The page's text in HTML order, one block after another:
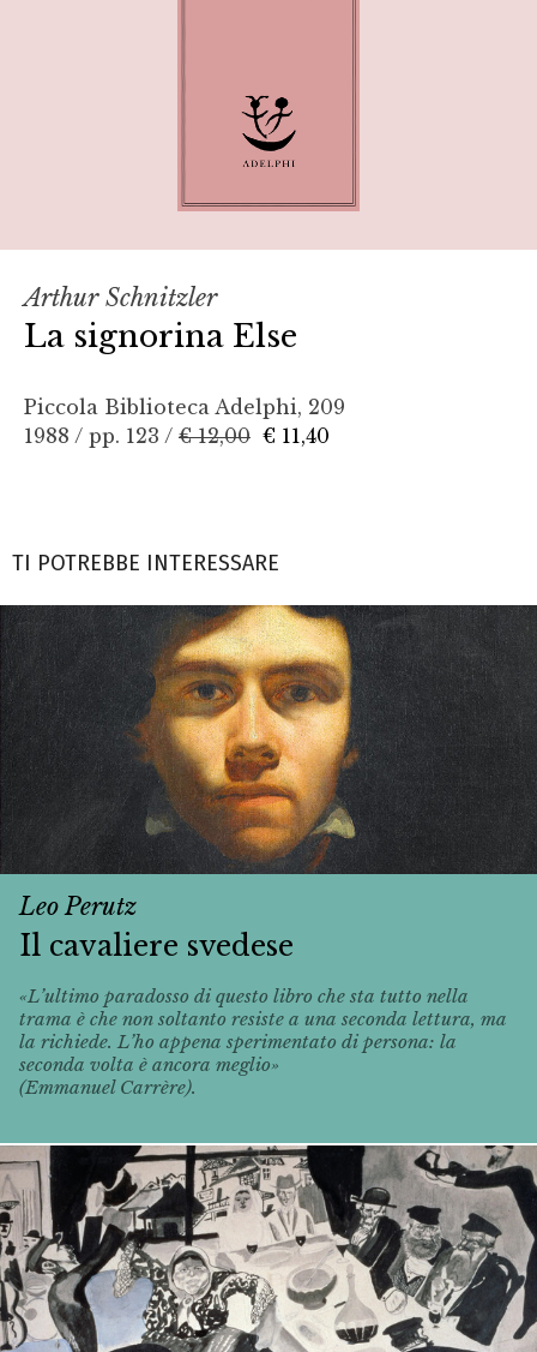
Arthur Schnitzler
La signorina Else
Piccola Biblioteca Adelphi, 209
1988 / pp. 123 / € 12,00 € 11,40
TI POTREBBE INTERESSARE
Leo Perutz
Il cavaliere svedese
«L’ultimo paradosso di questo libro che sta tutto nella
trama è che non soltanto resiste a una seconda lettura, ma
la richiede. L’ho appena sperimentato di persona: la
seconda volta è ancora meglio»
(Emmanuel Carrère).